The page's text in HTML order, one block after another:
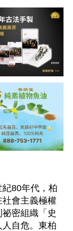
80年代，柏
會主義極權
密組織「史
自危。東柏